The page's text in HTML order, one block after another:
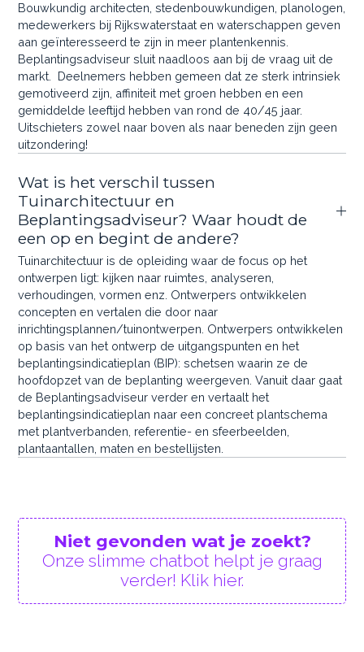
Bouwkundig architecten, stedenbouwkundigen, planologen,
medewerkers bij Rijkswaterstaat en waterschappen geven
aan geïnteresseerd te zijn in meer plantenkennis.
Beplantingsadviseur sluit naadloos aan bij de vraag uit de
markt. Deelnemers hebben gemeen dat ze sterk intrinsiek
gemotiveerd zijn, affiniteit met groen hebben en een
gemiddelde leeftijd hebben van rond de 40/45 jaar.
Uitschieters zowel naar boven als naar beneden zijn geen
uitzondering!
Wat is het verschil tussen
Tuinarchitectuur en
Beplantingsadviseur? Waar houdt de
een op en begint de andere?
Tuinarchitectuur is de opleiding waar de focus op het
ontwerpen ligt: kijken naar ruimtes, analyseren,
verhoudingen, vormen enz. Ontwerpers ontwikkelen
concepten en vertalen die door naar
inrichtingsplannen/tuinontwerpen. Ontwerpers ontwikkelen
op basis van het ontwerp de uitgangspunten en het
beplantingsindicatieplan (BIP): schetsen waarin ze de
hoofdopzet van de beplanting weergeven. Vanuit daar gaat
de Beplantingsadviseur verder en vertaalt het
beplantingsindicatieplan naar een concreet plantschema
met plantverbanden, referentie- en sfeerbeelden,
plantaantallen, maten en bestellijsten.
Niet gevonden wat je zoekt?
Onze slimme chatbot helpt je graag
verder! Klik hier.